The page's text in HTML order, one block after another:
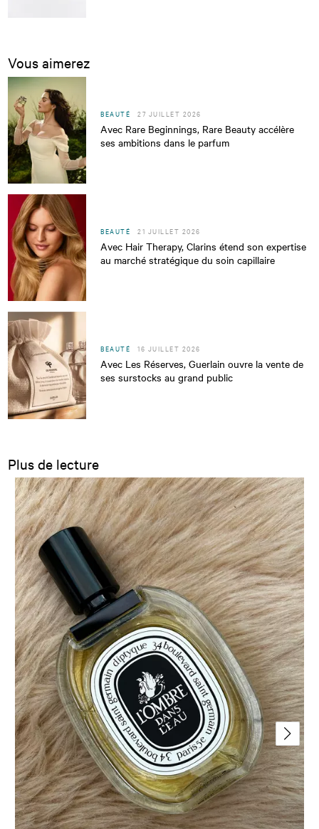
Vous aimerez
BEAUTÉ 27 JUILLET 2026
Avec Rare Beginnings, Rare Beauty accélère
ses ambitions dans le parfum
BEAUTÉ 21 JUILLET 2026
Avec Hair Therapy, Clarins étend son expertise
au marché stratégique du soin capillaire
BEAUTÉ 16 JUILLET 2026
Avec Les Réserves, Guerlain ouvre la vente de
ses surstocks au grand public
Plus de lecture